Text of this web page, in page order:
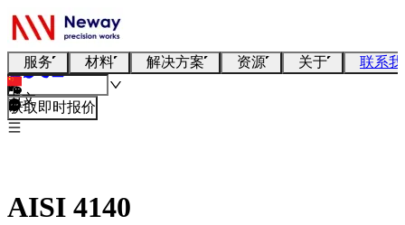
服务 材料 解决方案 资源 关于 联系
中文
获取即时报价
AISI 4140